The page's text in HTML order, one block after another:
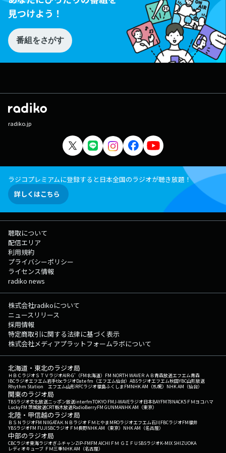
見つけよう！
番組をさがす
radiko.jp
ラジコプレミアムに登録すると日本全国のラジオが聴き放題！
詳しくはこちら
聴取について
配信エリア
利用規約
プライバシーポリシー
ライセンス情報
radiko news
株式会社radikoについて
ニュースリリース
採用情報
特定商取引に関する法律に基づく表示
株式会社メディアプラットフォームラボについて
北海道・東北のラジオ局
ＨＢＣラジオＳＴＶラジオAIR-G'（FM北海道） FM NORTH WAVEＲＡＢ青森放送エフエム青森
IBCラジオエフエム岩手tbcラジオDate fm（エフエム仙台） ABSラジオエフエム秋田YBC山形放送
Rhythm Station エフエム山形RFCラジオ福島ふくしまFMNHK AM（札幌） NHK AM（仙台）
関東のラジオ局
TBSラジオ文化放送ニッポン放送interfmTOKYO FMJ-WAVEラジオ日本BAYFM78NACK5 ＦＭヨコハマ
LuckyFM 茨城放送CRT栃木放送RadioBerryFM GUNMANHK AM（東京）
北陸・甲信越のラジオ局
ＢＳＮラジオFM NIIGATAＫＮＢラジオ ＦＭとやまMROラジオエフエム石川FBCラジオFM福井
YBSラジオFM FUJISBCラジオ ＦＭ長野NHK AM（東京） NHK AM（名古屋）
中部のラジオ局
CBCラジオ東海ラジオぎふチャンZIP-FMFM AICHI ＦＭ ＧＩＦＵ SBSラジオK-MIX SHIZUOKA
レディオキューブ ＦＭ三重NHK AM（名古屋）